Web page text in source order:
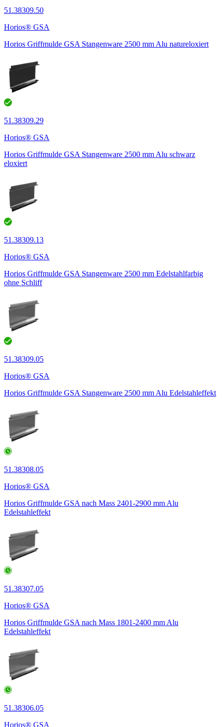
51.38309.50
Horios® GSA
Horios Griffmulde GSA Stangenware 2500 mm Alu natureloxiert
51.38309.29
Horios® GSA
Horios Griffmulde GSA Stangenware 2500 mm Alu schwarz
eloxiert
51.38309.13
Horios® GSA
Horios Griffmulde GSA Stangenware 2500 mm Edelstahlfarbig
ohne Schliff
51.38309.05
Horios® GSA
Horios Griffmulde GSA Stangenware 2500 mm Alu Edelstahleffekt
51.38308.05
Horios® GSA
Horios Griffmulde GSA nach Mass 2401-2900 mm Alu
Edelstahleffekt
51.38307.05
Horios® GSA
Horios Griffmulde GSA nach Mass 1801-2400 mm Alu
Edelstahleffekt
51.38306.05
Horios® GSA